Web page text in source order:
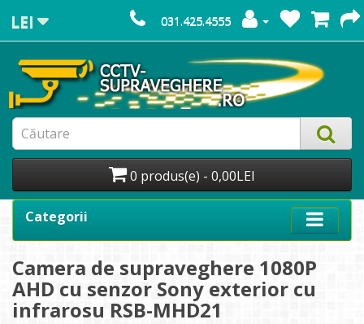
LEI 031.425.4555
0 produs(e) - 0,00LEI
Categorii
Camera de supraveghere 1080P
AHD cu senzor Sony exterior cu
infrarosu RSB-MHD21